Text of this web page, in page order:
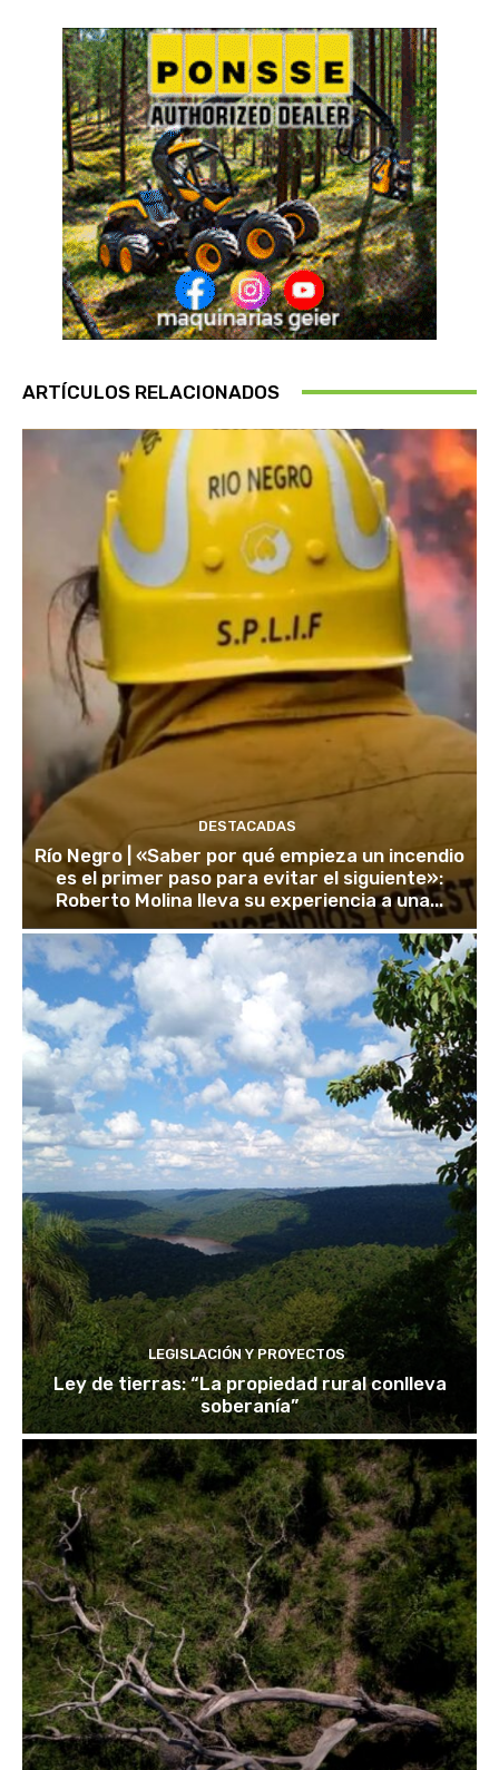
ARTÍCULOS RELACIONADOS
DESTACADAS
Río Negro | «Saber por qué empieza un incendio
es el primer paso para evitar el siguiente»:
Roberto Molina lleva su experiencia a una...
LEGISLACIÓN Y PROYECTOS
Ley de tierras: “La propiedad rural conlleva
soberanía”